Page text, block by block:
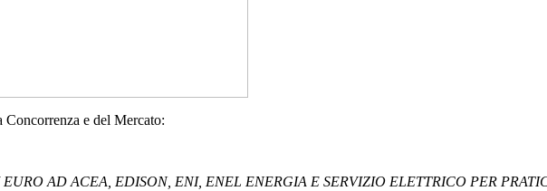
e del Mercato:
AD ACEA, EDISON, ENI, ENEL ENERGIA E SERVIZIO ELETTRICO PER